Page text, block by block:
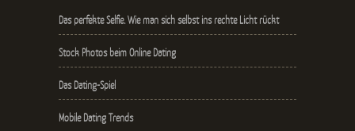
Das perfekte Selfie. Wie man sich selbst ins rechte Licht rückt
Stock Photos beim Online Dating
Das Dating-Spiel
Mobile Dating Trends